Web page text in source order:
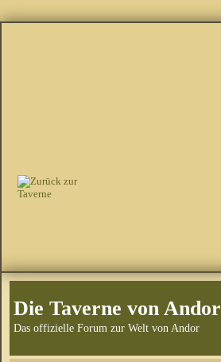
Die Taverne von Andor
Das offizielle Forum zur Welt von Andor